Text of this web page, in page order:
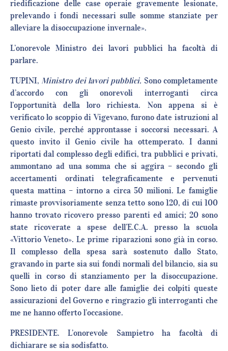
riedificazione delle case operaie gravemente lesionate,
prelevando i fondi necessari sulle somme stanziate per
alleviare la disoccupazione invernale».
L’onorevole Ministro dei lavori pubblici ha facoltà di
parlare.
TUPINI,Ministro dei lavori pubblici. Sono completamente
d’accordo con gli onorevoli interroganti circa
l’opportunità della loro richiesta. Non appena si è
verificato lo scoppio di Vigevano, furono date istruzioni al
Genio civile, perché approntasse i soccorsi necessari. A
questo invito il Genio civile ha ottemperato. I danni
riportati dal complesso degli edifici, tra pubblici e privati,
ammontano ad una somma che si aggira – secondo gli
accertamenti ordinati telegraficamente e pervenuti
questa mattina – intorno a circa 50 milioni. Le famiglie
rimaste provvisoriamente senza tetto sono 120, di cui 100
hanno trovato ricovero presso parenti ed amici; 20 sono
state ricoverate a spese dell’E.C.A. presso la scuola
«Vittorio Veneto». Le prime riparazioni sono già in corso.
Il complesso della spesa sarà sostenuto dallo Stato,
gravando in parte sia sui fondi normali del bilancio, sia su
quelli in corso di stanziamento per la disoccupazione.
Sono lieto di poter dare alle famiglie dei colpiti queste
assicurazioni del Governo e ringrazio gli interroganti che
me ne hanno offerto l’occasione.
PRESIDENTE. L’onorevole Sampietro ha facoltà di
dichiarare se sia sodisfatto.